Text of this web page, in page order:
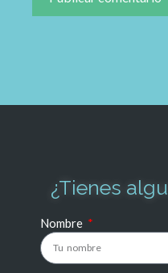
¿Tienes
Nombre